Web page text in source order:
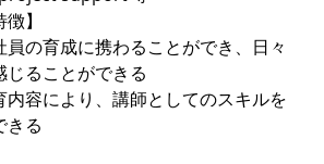
】
員の育成に携わることができ、日々
ることができる
内容により、講師としてのスキルを
きる